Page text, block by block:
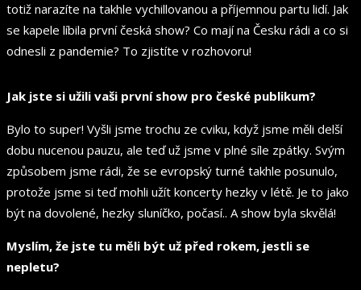
totiž narazíte na takhle vychillovanou a příjemnou partu lidí. Jak
se kapele líbila první česká show? Co mají na Česku rádi a co si
odnesli z pandemie? To zjistíte v rozhovoru!
Jak jste si užili vaši první show pro české publikum?
Bylo to super! Vyšli jsme trochu ze cviku, když jsme měli delší
dobu nucenou pauzu, ale teď už jsme v plné síle zpátky. Svým
způsobem jsme rádi, že se evropský turné takhle posunulo,
protože jsme si teď mohli užít koncerty hezky v létě. Je to jako
být na dovolené, hezky sluníčko, počasí.. A show byla skvělá!
Myslím, že jste tu měli být už před rokem, jestli se
nepletu?